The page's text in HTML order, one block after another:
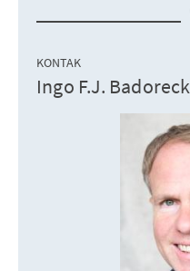
KONTAK
Ingo F.J. Badoreck